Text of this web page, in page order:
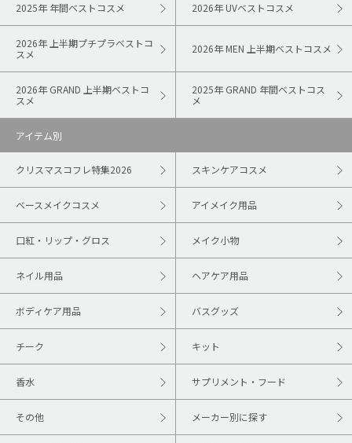
2025年 年間ベストコスメ 2026年 UVベストコスメ
2026年 上半期プチプラベストコ
スメ
2026年 MEN 上半期ベストコスメ
2026年 GRAND 上半期ベストコ
スメ
2025年 GRAND 年間ベストコス
メ
アイテム別
クリスマスコフレ特集2026 スキンケアコスメ
ベースメイクコスメ アイメイク用品
口紅・リップ・グロス メイク小物
ネイル用品 ヘアケア用品
ボディケア用品 バスグッズ
チーク キット
香水 サプリメント・フード
その他 メーカー別に探す